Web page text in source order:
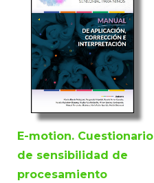
E-motion. Cuestionario
de sensibilidad de
procesamiento